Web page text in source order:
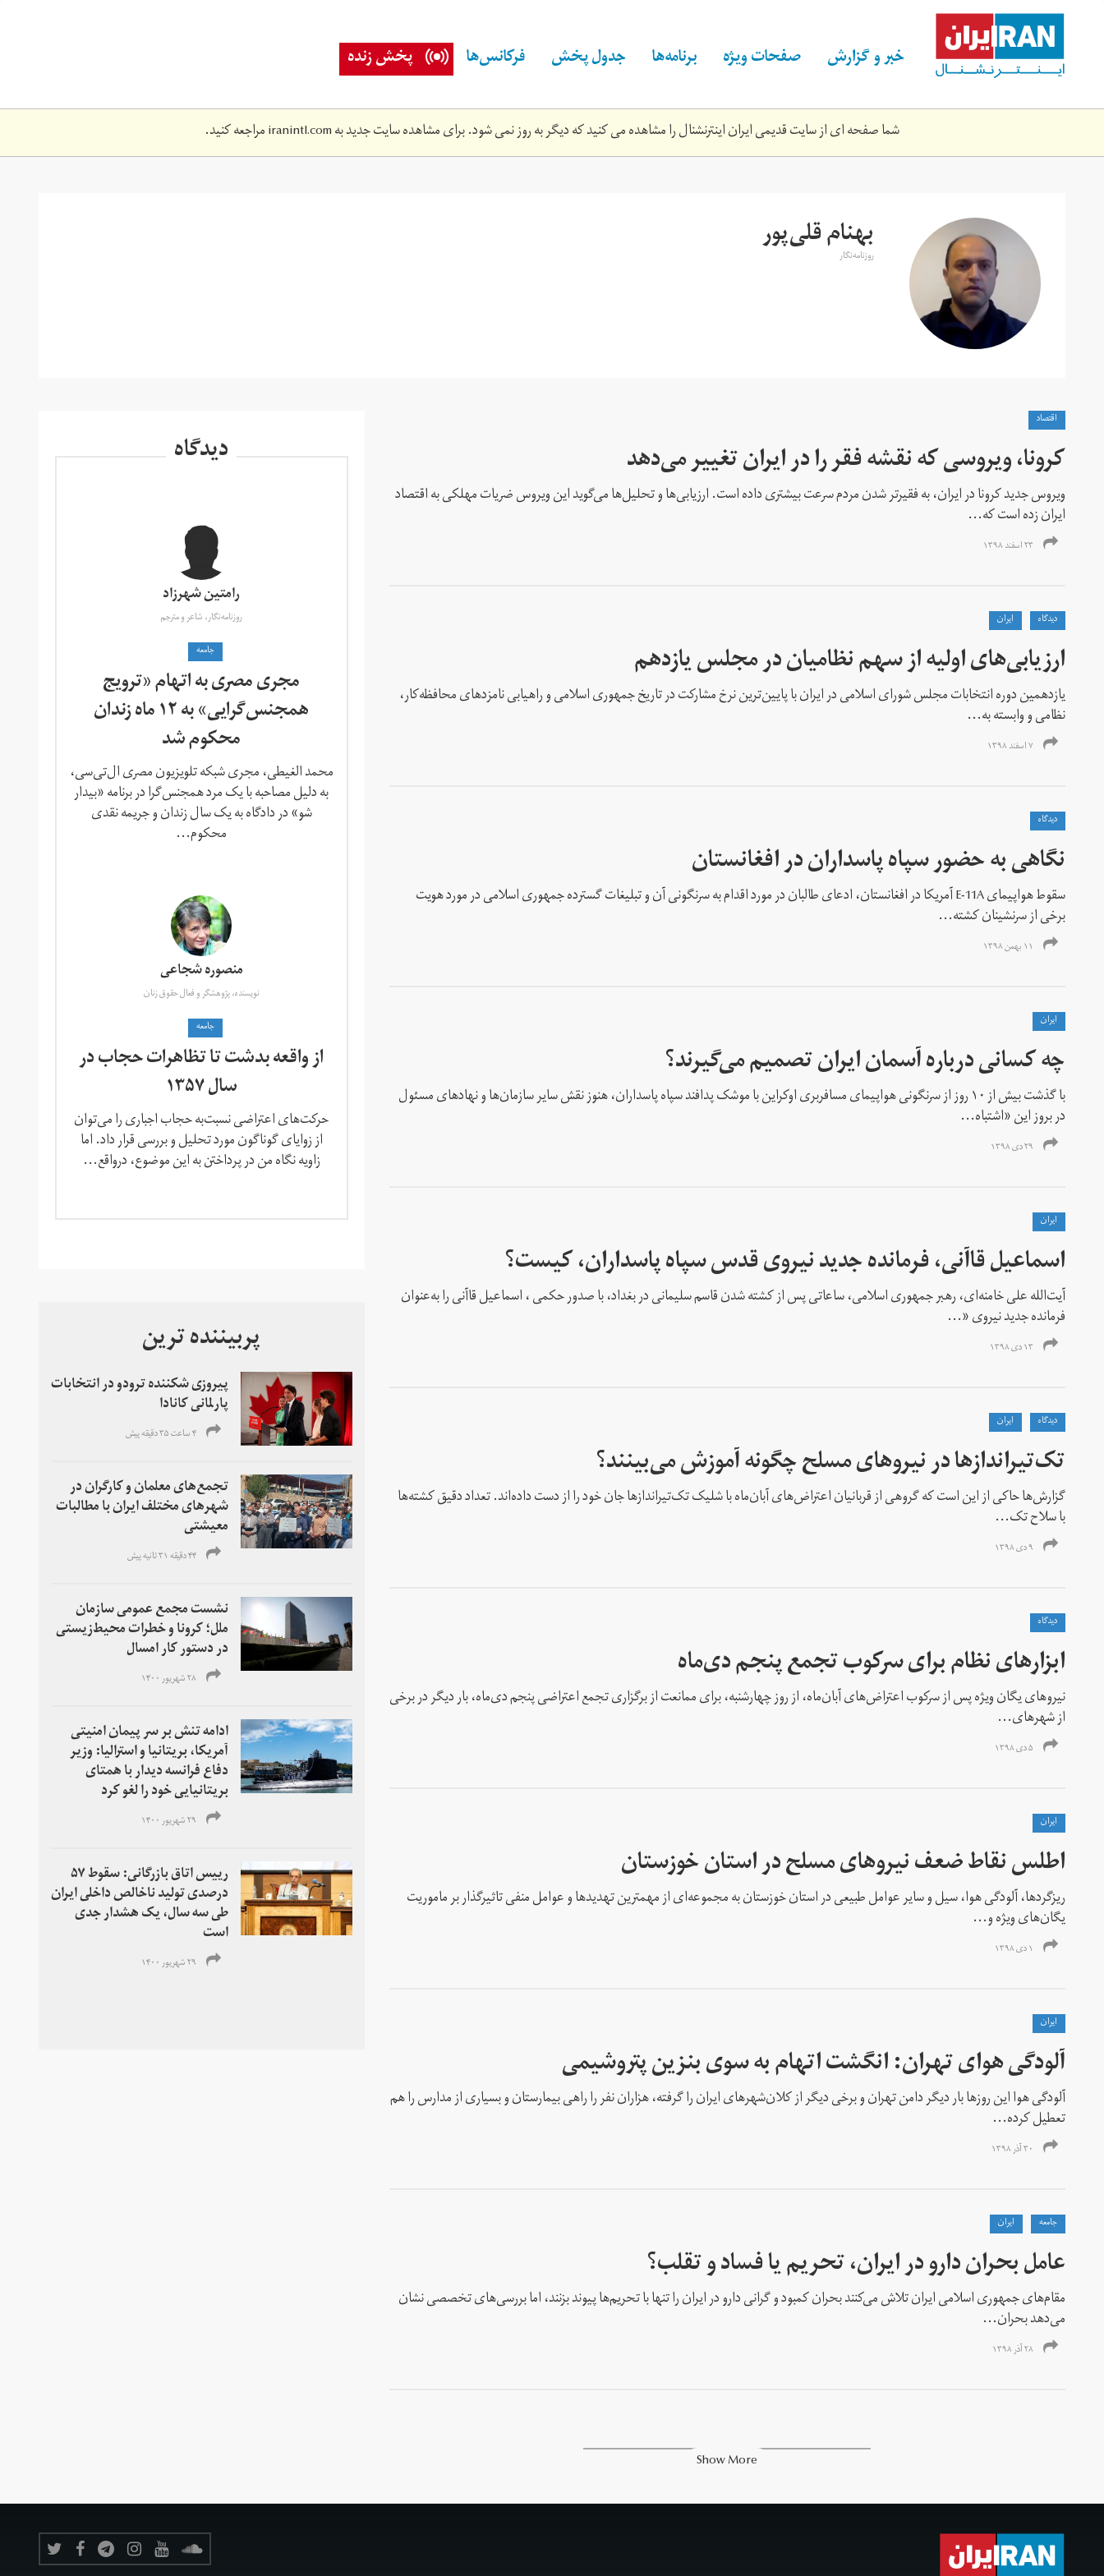
content خبر و گزارش صفحات ویژه برنامه‌ها جدول پخش فرکانس‌ها پخش زنده
شما صفحه ای از سایت قدیمی ایران اینترنشنال را مشاهده می کنید که دیگر به روز نمی شود. برای مشاهده سایت جدید بهiranintl.comمراجعه کنید.
بهنام قلی‌پور
روزنامه‌نگار
اقتصاد
کرونا، ویروسی که نقشه فقر را در ایران تغییر می‌دهد
ویروس جدید کرونا در ایران، به فقیر‌تر شدن مردم سرعت بیشتری داده است. ارزیابی‌ها و تحلیل‌ها می‌گوید این ویروس ضریات مهلکی به اقتصاد
ایران زده است که...
۲۳ اسفند ۱۳۹۸
دیدگاه ايران
ارزیابی‌های اولیه از سهم نظامیان در مجلس یازدهم
یازدهمین دوره انتخابات مجلس شورای اسلامی در ایران با پایین‌ترین نرخ مشارکت در تاریخ جمهوری اسلامی و راهیابی نامزد‌های محافظه‌کار،
نظامی و وابسته به...
۷ اسفند ۱۳۹۸
دیدگاه
نگاهی به حضور سپاه پاسداران در افغانستان
سقوط هواپیمای E-11A آمریکا در افغانستان، ادعای طالبان در مورد اقدام به سرنگونی آن و تبلیغات گسترده جمهوری اسلامی در مورد هویت
برخی از سرنشینان کشته‌...
۱۱ بهمن ۱۳۹۸
ايران
چه کسانی درباره آسمان ایران تصمیم می‌‌گیرند؟
با گذشت بیش از ۱۰ روز از سرنگونی هواپیمای مسافربری اوکراین با موشک پدافند سپاه پاسداران، هنوز نقش سایر سازمان‌ها و نهاد‌های مسئول
در بروز این «اشتباه...
۲۹ دی ۱۳۹۸
ايران
اسماعیل قاآنی، فرمانده جدید نیروی قدس سپاه پاسداران، کیست؟
آیت‌الله علی خامنه‌ای، رهبر جمهوری اسلامی، ساعاتی پس از کشته شدن قاسم سلیمانی در بغداد، با صدور حکمی ، اسماعیل قاآنی را به‌عنوان
فرمانده جدید نیروی «...
۱۳ دی ۱۳۹۸
دیدگاه ايران
تک‌تیرانداز‌ها در نیرو‌های مسلح چگونه آموزش می‌بینند؟
گزارش‌ها حاکی از این است که گروهی از قربانیان اعتراض‌های آبان‌ماه با شلیک تک‌تیرانداز‌ها جان خود را از دست داده‌اند. تعداد دقیق کشته‌ها
با سلاح تک‌...
۹ دی ۱۳۹۸
دیدگاه
ابزار‌های نظام برای سرکوب تجمع پنجم دی‌ماه
نیرو‌های یگان ویژه پس از سرکوب اعتراض‌های آبان‌ماه، از روز چهارشنبه، برای ممانعت از برگزاری تجمع اعتراضی پنجم دی‌ماه، بار دیگر در برخی
از شهر‌های...
۵ دی ۱۳۹۸
ايران
اطلس نقاط ضعف نیرو‌های مسلح در استان خوزستان
ریز‌گرد‌ها، آلودگی هوا، سیل و سایر عوامل طبیعی در استان خوزستان به مجموعه‌ای از مهمترین تهدید‌ها و عوامل منفی تاثیرگذار بر ماموریت
یگان‌های ویژه و...
۱ دی ۱۳۹۸
ايران
آلودگی هوای تهران: انگشت اتهام به سوی بنزین پتروشیمی
آلودگی هوا این روز‌ها بار دیگر دامن تهران و برخی دیگر از کلان‌شهر‌های ایران را گرفته، هزاران نفر را راهی بیمارستان و بسیاری از مدارس را هم
تعطیل کرده...
۳۰ آذر ۱۳۹۸
جامعه ايران
عامل بحران دارو در ایران، تحریم یا فساد و تقلب؟
مقام‌های جمهوری اسلامی ایران تلاش می‌کنند بحران کمبود و گرانی دارو در ایران را تنها با تحریم‌ها پیوند بزنند، اما بررسی‌های تخصصی نشان
می‌دهد بحران...
۲۸ آذر ۱۳۹۸
Show More
دیدگاه
رامتین شهرزاد
روزنامه‌نگار، شاعر و مترجم
جامعه
مجری مصری به اتهام «ترویج
همجنس‌گرایی» به ۱۲ ماه زندان
محکوم شد
محمد الغیطی، مجری شبکه تلویزیون مصری ال‌تی‌سی،
به دلیل مصاحبه با یک مرد همجنس‌گرا در برنامه «بیدار
شو» در دادگاه به یک سال زندان و جریمه نقدی
محکوم...
منصوره شجاعی
نویسنده، پژوهشگر و فعال حقوق زنان
جامعه
از واقعه بدشت تا تظاهرات حجاب در
سال ۱۳۵۷
حرکت‌های اعتراضی نسبت‌به حجاب اجباری را می‌توان
از زوایای گوناگون مورد تحلیل و بررسی قرار داد. اما
زاویه نگاه من در پرداختن به این موضوع، درواقع...
پربیننده ترین
پیروزی شکننده ترودو در انتخابات
پارلمانی کانادا
۴ ساعت ۳۵ دقیقه پیش
تجمع‌های معلمان و کارگران در
شهرهای مختلف ایران با مطالبات
معیشتی
۴۴ دقیقه ۳۱ ثانیه پیش
نشست مجمع عمومی سازمان
ملل؛ کرونا و خطرات محیط‌زیستی
در دستور کار امسال
۲۸ شهریور ۱۴۰۰
ادامه تنش بر سر پیمان امنیتی
آمریکا، بریتانیا و استرالیا: وزیر
دفاع فرانسه دیدار با همتای
بریتانیایی‌ خود را لغو کرد
۲۹ شهریور ۱۴۰۰
رییس اتاق بازرگانی: سقوط ۵۷
درصدی تولید ناخالص داخلی ایران
طی سه سال، یک هشدار جدی
است
۲۹ شهریور ۱۴۰۰